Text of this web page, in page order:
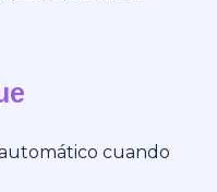
cuando